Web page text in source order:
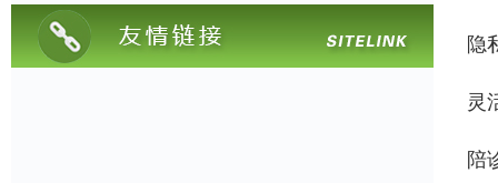
隐
灵
陪